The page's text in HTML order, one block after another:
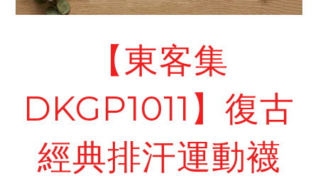
【東客集
DKGP1011】復古
經典排汗運動襪